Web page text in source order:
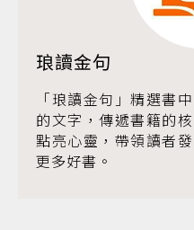
琅讀金句
「琅讀金句」精選書
的文字，傳遞書籍的
點亮心靈，帶領讀者
更多好書。